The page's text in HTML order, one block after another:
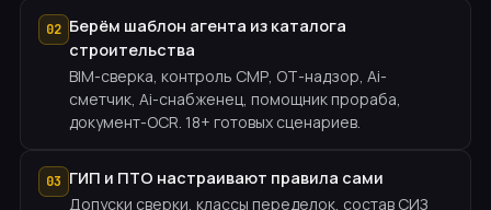
02 Берём шаблон агента из каталога
строительства
BIM-сверка, контроль СМР, ОТ-надзор, Ai-
сметчик, Ai-снабженец, помощник прораба,
документ-OCR. 18+ готовых сценариев.
03 ГИП и ПТО настраивают правила сами
Допуски сверки, классы переделок, состав СИЗ